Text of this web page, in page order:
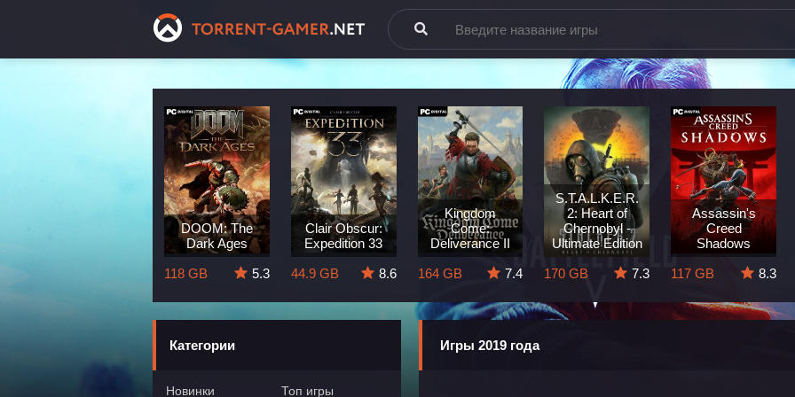
DOOM: The
Dark Ages
118 GB
5.3
Clair Obscur:
Expedition 33
44.9 GB
8.6
Kingdom
Come:
Deliverance II
164 GB
7.4
S.T.A.L.K.E.R.
2: Heart of
Chernobyl -
Ultimate Edition
170 GB
7.3
Assassin's
Creed
Shadows
117 GB
8.3
Категории
Новинки
Топ игры
Игры 2019 года